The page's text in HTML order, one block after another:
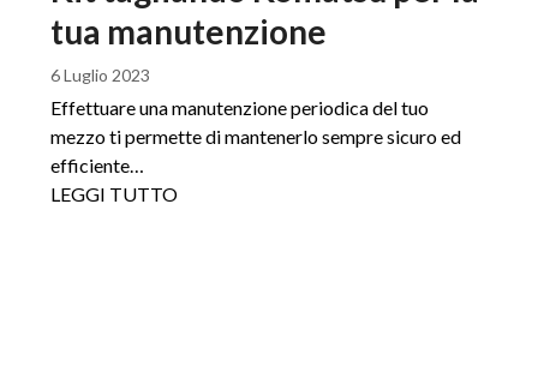
tua manutenzione
6 Luglio 2023
Effettuare una manutenzione periodica del tuo
mezzo ti permette di mantenerlo sempre sicuro ed
efficiente…
LEGGI TUTTO